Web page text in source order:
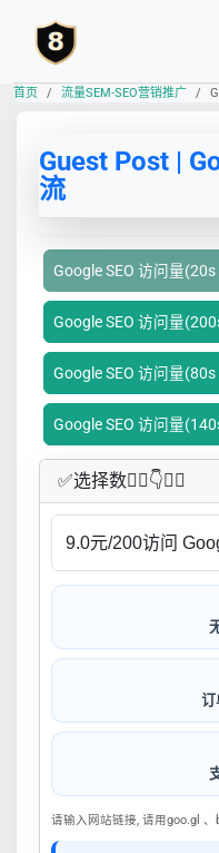
首页 流量SEM-SEO营销推广
Guest Post |
流
Google SEO 访问量
Google SEO 访问量
Google SEO 访问量
Google SEO 访问量
✅​选择数👇🏻​​👇👇🏻​​
订
请输入网站链接, 请用goo.gl